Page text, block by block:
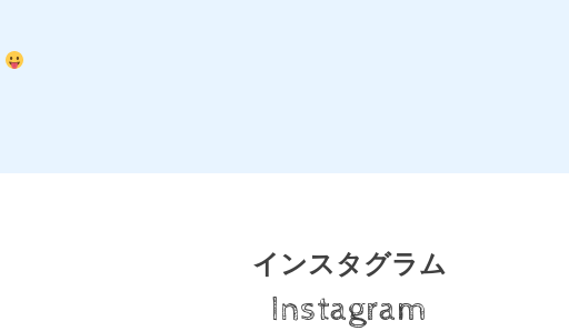
インスタグラム
Instagram